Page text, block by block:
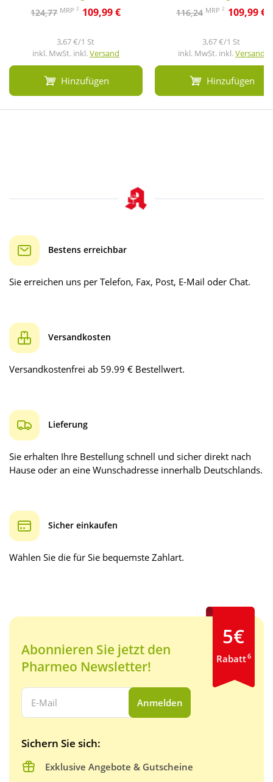
124,77 MRP2 109,99 €
3,67 €/1 St
inkl. MwSt. inkl.Versand
Hinzufügen
116,24 MRP2 109,99 €
3,67 €/1 St
inkl. MwSt. inkl.Versand
Hinzufügen
Bestens erreichbar
Sie erreichen uns per Telefon, Fax, Post, E-Mail oder Chat.
Versandkosten
Versandkostenfrei ab 59.99 € Bestellwert.
Lieferung
Sie erhalten Ihre Bestellung schnell und sicher direkt nach
Hause oder an eine Wunschadresse innerhalb Deutschlands.
Sicher einkaufen
Wählen Sie die für Sie bequemste Zahlart.
Abonnieren Sie jetzt den
Pharmeo Newsletter!
Ihre E-Mail Adresse:
Anmelden
Sichern Sie sich:
Exklusive Angebote & Gutscheine
5€
Rabatt6